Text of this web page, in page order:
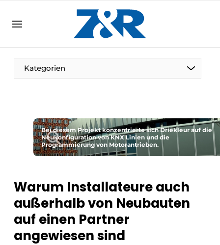
DE EN
DE
Kategorien
Bei diesem Projekt konzentrierte sich Driekleur auf die
Neukonfiguration von KNX Linien und die
Programmierung von Motorantrieben.
Warum Installateure auch
außerhalb von Neubauten
auf einen Partner
angewiesen sind